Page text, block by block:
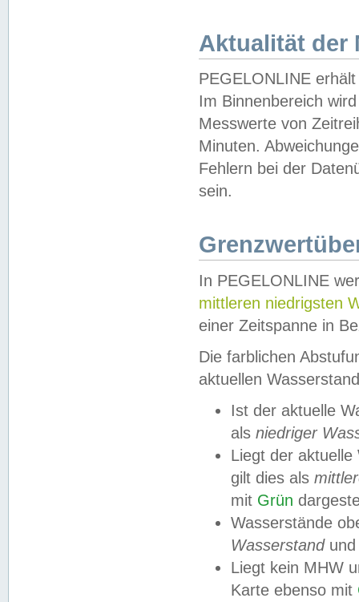
Aktualität der
PEGELONLINE
Im Binnenbereich
Messwerte von
Minuten.
Fehlern bei der
sein.
In PEGELONLINE
mittleren niedrigsten
einer Zeitspanne in
Die farblichen
aktuellen
Ist der aktuelle
als niedriger
Liegt der
gilt dies als
mit Grün
Wasserstände
Wasserstandund
Liegt kein MHW
Karte ebenso mit